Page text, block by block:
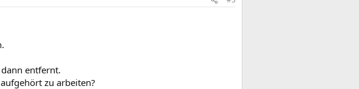
entfernt.
zu arbeiten?